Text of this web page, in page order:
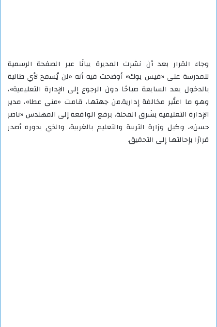
وجاء القرار بعد أن نشرت المديرة بيانًا عبر الصفحة الرسمية
للمدرسة على «فيس بوك» أوضحت فيه أنه «لن يُسمح لأي طالبة
بالدخول بعد السابعة صباحًا دون الرجوع إلى الإدارة التعليمية»،
وهو ما اعتُبر مخالفة إدارية.من جهتها، قامت «منى عطا»، مدير
الإدارة التعليمية بشرق المحلة، برفع الواقعة إلى المهندس «ناصر
حسن»، وكيل وزارة التربية والتعليم بالغربية، والذي بدوره أصدر
قرارًا بإحالتها إلى التحقيق.